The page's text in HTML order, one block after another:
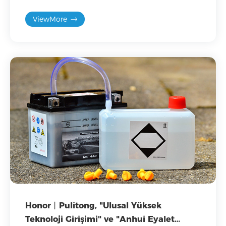
tatilden sonra iş ve üretimin yeniden başlamasını
ViewMore
Honor丨Pulitong, "Ulusal Yüksek
Teknoloji Girişimi" ve "Anhui Eyalet